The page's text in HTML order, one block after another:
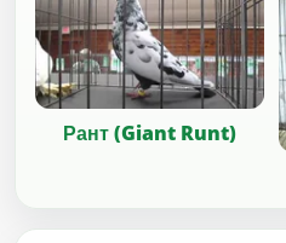
Рант (Giant Runt)